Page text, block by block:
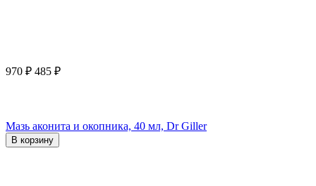
970 ₽ 485 ₽
Мазь аконита и окопника, 40 мл, Dr Giller
В корзину